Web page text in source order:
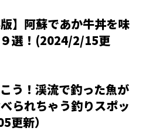
版】阿蘇であか牛丼を味
選！(2024/2/15更
う！渓流で釣った魚が
られちゃう釣りスポッ
更新）